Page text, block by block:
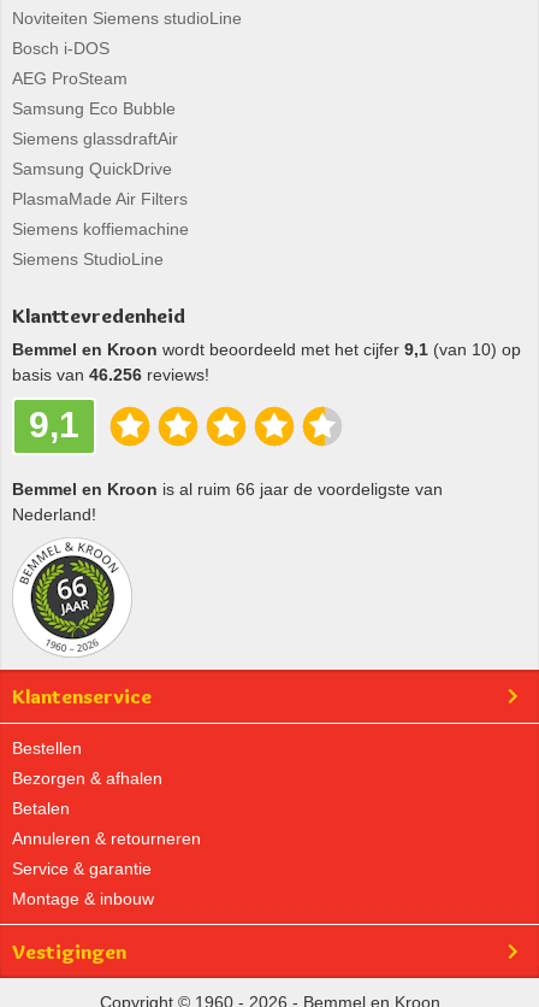
Noviteiten Siemens studioLine
Bosch i-DOS
AEG ProSteam
Samsung Eco Bubble
Siemens glassdraftAir
Samsung QuickDrive
PlasmaMade Air Filters
Siemens koffiemachine
Siemens StudioLine
Klanttevredenheid
Bemmel en Kroon wordt beoordeeld met het cijfer 9,1 (van 10) op
basis van 46.256 reviews!
9,1
Bemmel en Kroon is al ruim 66 jaar de voordeligste van
Nederland!
Klantenservice
Bestellen
Bezorgen & afhalen
Betalen
Annuleren & retourneren
Service & garantie
Montage & inbouw
Vestigingen
Copyright © 1960 - 2026 - Bemmel en Kroon